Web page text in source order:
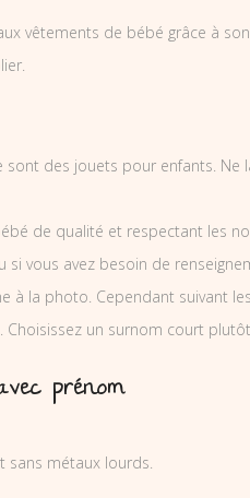
vêtements de bébé grâce à
des jouets pour enfants.
de qualité et respectant les
vous avez besoin de
la photo. Cependant suivant
un surnom court
prénom
sans métaux lourds.